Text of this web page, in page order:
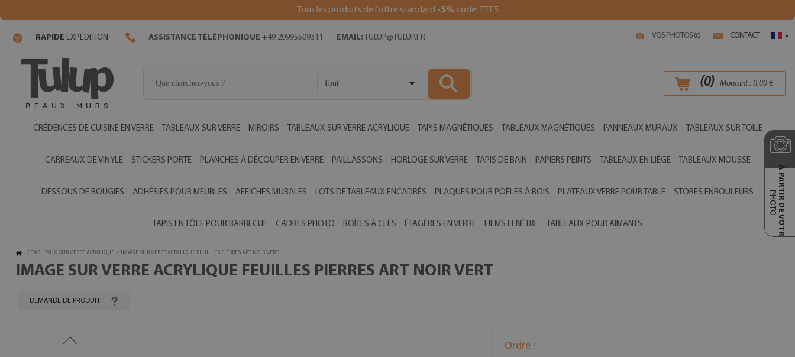
Tous les produits de l'offre standard -5% code: ETE5
VOS PHOTOS (0) CONTACT ▾
RAPIDE EXPÉDITION ASSISTANCE TÉLÉPHONIQUE +49 20995509311 EMAIL: TULUP@TULUP.FR
Tout (0) Montant : 0,00 €
CRÉDENCES DE CUISINE EN VERRE TABLEAUX SUR VERRE MIROIRS TABLEAUX SUR VERRE ACRYLIQUE TAPIS MAGNÉTIQUES TABLEAUX MAGNÉTIQUES PANNEAUX MURAUX TABLEAUX SUR TOILE
CARREAUX DE VINYLE STICKERS PORTE PLANCHES À DÉCOUPER EN VERRE PAILLASSONS HORLOGE SUR VERRE TAPIS DE BAIN PAPIERS PEINTS TABLEAUX EN LIÈGE TABLEAUX MOUSSE
DESSOUS DE BOUGIES ADHÉSIFS POUR MEUBLES AFFICHES MURALES LOTS DE TABLEAUX ENCADRÉS PLAQUES POUR POÊLES À BOIS PLATEAUX VERRE POUR TABLE STORES ENROULEURS
TAPIS EN TÔLE POUR BARBECUE CADRES PHOTO BOÎTES À CLÉS ÉTAGÈRES EN VERRE FILMS FENÊTRE TABLEAUX POUR AIMANTS Ā PARTIR DE VOTRE
PHOTO
/ TABLEAUX SUR VERRE ACRYLIQUE / IMAGE SUR VERRE ACRYLIQUE FEUILLES PIERRES ART NOIR VERT
IMAGE SUR VERRE ACRYLIQUE FEUILLES PIERRES ART NOIR VERT
DEMANDE DE PRODUIT
Ordre :